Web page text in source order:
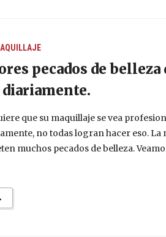
pecados de belleza
que su maquillaje se vea
no todas logran hacer eso. La
muchos pecados de belleza.